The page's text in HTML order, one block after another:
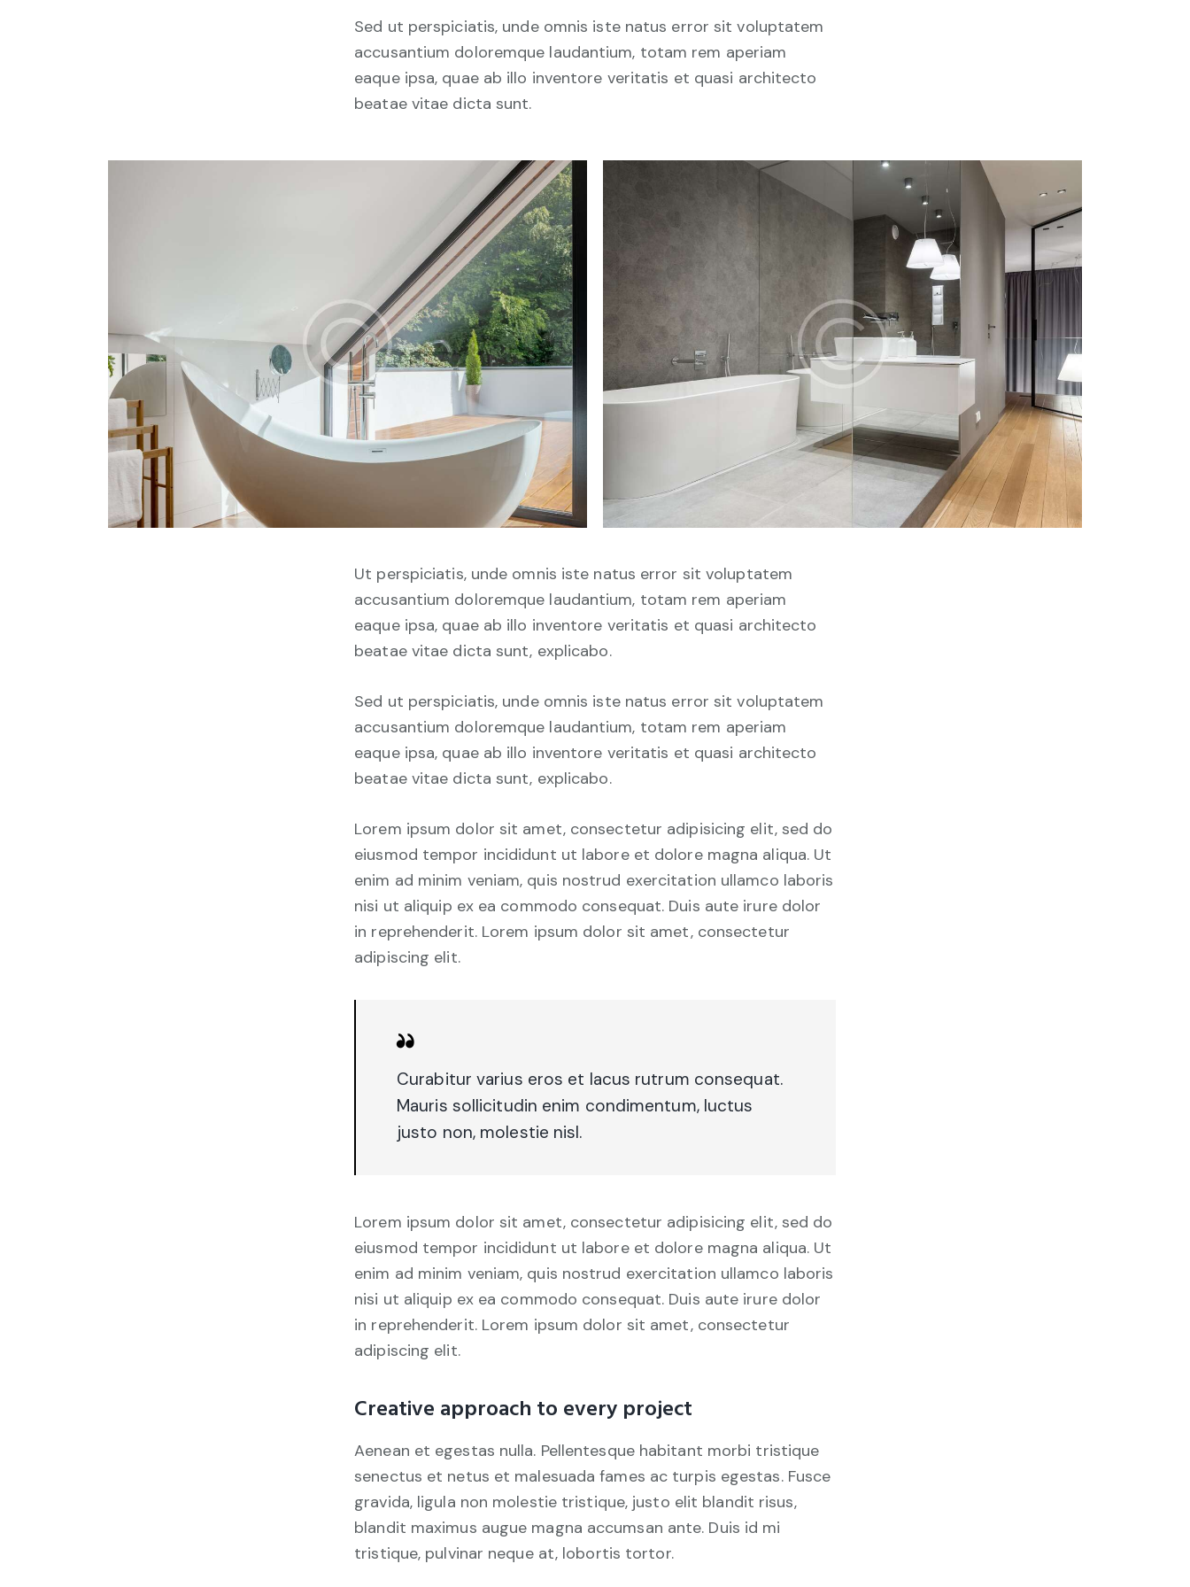
Sed ut perspiciatis, unde omnis iste natus error sit voluptatem
accusantium doloremque laudantium, totam rem aperiam
eaque ipsa, quae ab illo inventore veritatis et quasi architecto
beatae vitae dicta sunt.
Ut perspiciatis, unde omnis iste natus error sit voluptatem
accusantium doloremque laudantium, totam rem aperiam
eaque ipsa, quae ab illo inventore veritatis et quasi architecto
beatae vitae dicta sunt, explicabo.
Sed ut perspiciatis, unde omnis iste natus error sit voluptatem
accusantium doloremque laudantium, totam rem aperiam
eaque ipsa, quae ab illo inventore veritatis et quasi architecto
beatae vitae dicta sunt, explicabo.
Lorem ipsum dolor sit amet, consectetur adipisicing elit, sed do
eiusmod tempor incididunt ut labore et dolore magna aliqua. Ut
enim ad minim veniam, quis nostrud exercitation ullamco laboris
nisi ut aliquip ex ea commodo consequat. Duis aute irure dolor
in reprehenderit. Lorem ipsum dolor sit amet, consectetur
adipiscing elit.
Curabitur varius eros et lacus rutrum consequat.
Mauris sollicitudin enim condimentum, luctus
justo non, molestie nisl.
Lorem ipsum dolor sit amet, consectetur adipisicing elit, sed do
eiusmod tempor incididunt ut labore et dolore magna aliqua. Ut
enim ad minim veniam, quis nostrud exercitation ullamco laboris
nisi ut aliquip ex ea commodo consequat. Duis aute irure dolor
in reprehenderit. Lorem ipsum dolor sit amet, consectetur
adipiscing elit.
Creative approach to every project
Aenean et egestas nulla. Pellentesque habitant morbi tristique
senectus et netus et malesuada fames ac turpis egestas. Fusce
gravida, ligula non molestie tristique, justo elit blandit risus,
blandit maximus augue magna accumsan ante. Duis id mi
tristique, pulvinar neque at, lobortis tortor.